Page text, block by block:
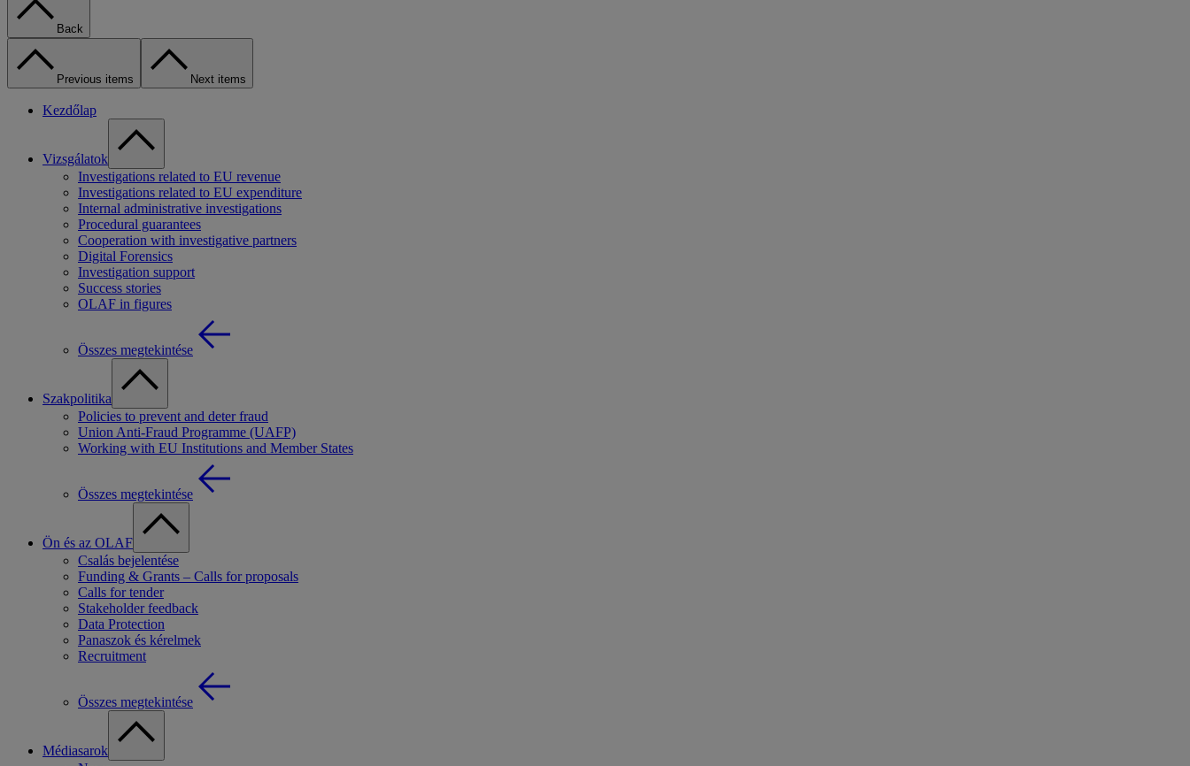
Back
Previous items Next items
Kezdőlap
Vizsgálatok
Investigations related to EU revenue
Investigations related to EU expenditure
Internal administrative investigations
Procedural guarantees
Cooperation with investigative partners
Digital Forensics
Investigation support
Success stories
OLAF in figures
Összes megtekintése
Szakpolitika
Policies to prevent and deter fraud
Union Anti-Fraud Programme (UAFP)
Working with EU Institutions and Member States
Összes megtekintése
Ön és az OLAF
Csalás bejelentése
Funding & Grants – Calls for proposals
Calls for tender
Stakeholder feedback
Data Protection
Panaszok és kérelmek
Recruitment
Összes megtekintése
Médiasarok